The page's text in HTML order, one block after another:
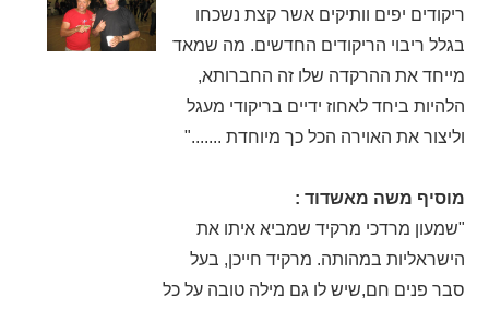
ריקודים יפים וותיקים אשר קצת נשכחו
בגלל ריבוי הריקודים החדשים. מה שמאד
מייחד את ההרקדה שלו זה החברותא,
הלהיות ביחד לאחוז ידיים בריקודי מעגל
וליצור את האוירה הכל כך מיוחדת ......."
מוסיף משה מאשדוד :
"שמעון מרדכי מרקיד שמביא איתו את
הישראליות במהותה. מרקיד חייכן, בעל
סבר פנים חם,שיש לו גם מילה טובה על כל